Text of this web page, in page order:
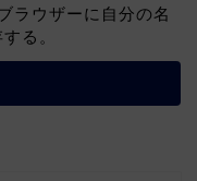
ラウザーに自分の名
る。